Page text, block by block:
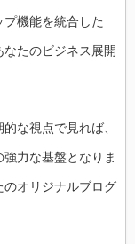
機能を統合した
たのビジネス展開
な視点で見れば、
力な基盤となりま
オリジナルブログ